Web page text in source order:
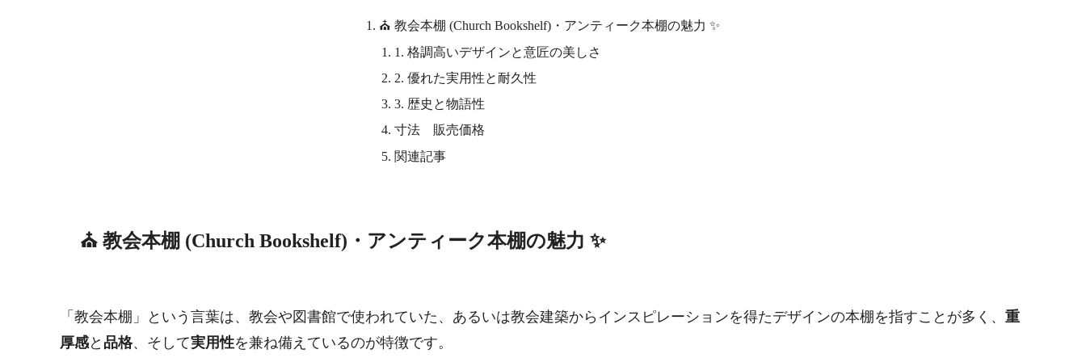
⛪ 教会本棚 (Church Bookshelf)・アンティーク本棚の魅力 ✨
1. 格調高いデザインと意匠の美しさ
2. 優れた実用性と耐久性
3. 歴史と物語性
寸法 販売価格
関連記事
⛪ 教会本棚 (Church Bookshelf)・アンティーク本棚の魅力 ✨
「教会本棚」という言葉は、教会や図書館で使われていた、あるいは教会建築からインスピレーションを得たデザインの本棚を指すことが多く、 重
厚感と 品格、そして実用性を兼ね備えているのが特徴です。